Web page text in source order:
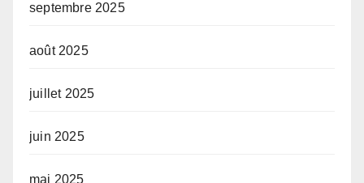
septembre 2025
août 2025
juillet 2025
juin 2025
mai 2025